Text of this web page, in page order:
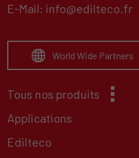
E-Mail: info@edilteco.fr
World Wide Partners
Tous nos produits
Applications
Edilteco